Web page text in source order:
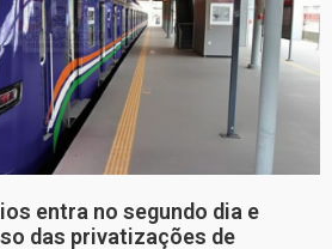
entra no segundo dia e
das privatizações de